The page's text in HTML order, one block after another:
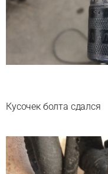
Кусочек болта сдался